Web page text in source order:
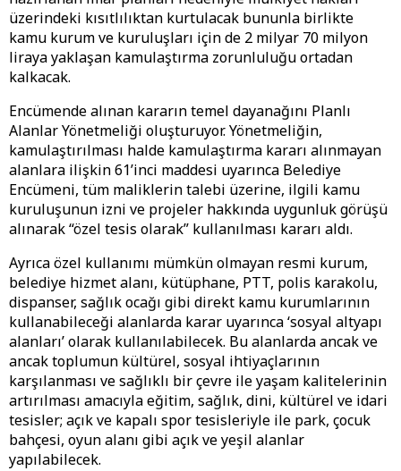
üzerindeki kısıtlılıktan kurtulacak bununla birlikte
kamu kurum ve kuruluşları için de 2 milyar 70 milyon
liraya yaklaşan kamulaştırma zorunluluğu ortadan
kalkacak.
Encümende alınan kararın temel dayanağını Planlı
Alanlar Yönetmeliği oluşturuyor. Yönetmeliğin,
kamulaştırılması halde kamulaştırma kararı alınmayan
alanlara ilişkin 61’inci maddesi uyarınca Belediye
Encümeni, tüm maliklerin talebi üzerine, ilgili kamu
kuruluşunun izni ve projeler hakkında uygunluk görüşü
alınarak “özel tesis olarak” kullanılması kararı aldı.
Ayrıca özel kullanımı mümkün olmayan resmi kurum,
belediye hizmet alanı, kütüphane, PTT, polis karakolu,
dispanser, sağlık ocağı gibi direkt kamu kurumlarının
kullanabileceği alanlarda karar uyarınca ‘sosyal altyapı
alanları’ olarak kullanılabilecek. Bu alanlarda ancak ve
ancak toplumun kültürel, sosyal ihtiyaçlarının
karşılanması ve sağlıklı bir çevre ile yaşam kalitelerinin
artırılması amacıyla eğitim, sağlık, dini, kültürel ve idari
tesisler; açık ve kapalı spor tesisleriyle ile park, çocuk
bahçesi, oyun alanı gibi açık ve yeşil alanlar
yapılabilecek.